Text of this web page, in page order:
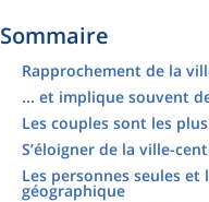
Sommaire
Rapprochement de la
... et implique souvent
Les couples sont les
S’éloigner de la ville-
Les personnes seules
géographique